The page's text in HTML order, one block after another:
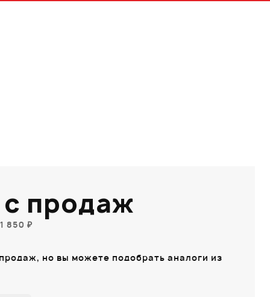
продаж
850 ₽
но вы можете подобрать аналоги из